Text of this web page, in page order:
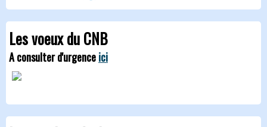
Les voeux du CNB
A consulter d'urgenceici